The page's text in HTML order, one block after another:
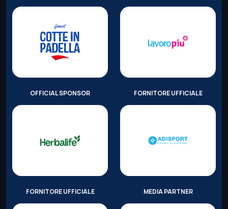
OFFICIAL SPONSOR FORNITORE UFFICIALE
FORNITORE UFFICIALE MEDIA PARTNER